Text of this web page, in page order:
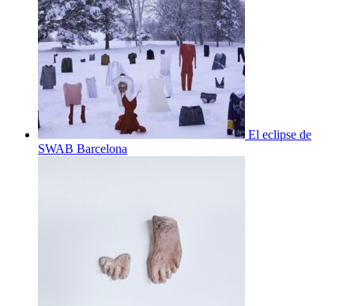
El eclipse de
SWAB Barcelona